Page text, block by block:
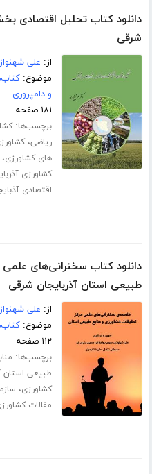
دانلود کتاب تحلیل اقتصادی
شرقی
از: علی
موضوع:
و دامپروری
۱۸۱ صفحه
برچسب‌ها:
ریاضی،
های کشاورزی،
کشاورزی
اقتصادی
دانلود کتاب سخنرانی‌های
طبیعی استان آذربایجان شرقی
از: علی
موضوع:
۱۱۲ صفحه
برچسب‌ها:
طبیعی استان
کشاورزی،
مقالات